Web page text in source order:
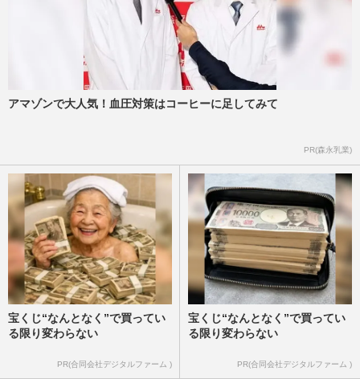
アマゾンで大人気！血圧対策はコーヒーに足してみて
PR(森永乳業)
宝くじ“なんとなく”で買ってい
る限り変わらない
PR(合同会社デジタルファーム )
宝くじ“なんとなく”で買ってい
る限り変わらない
PR(合同会社デジタルファーム )